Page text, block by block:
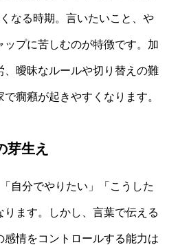
なる時期。言いたいこと、や
ップに苦しむのが特徴です。加
、曖昧なルールや切り替えの難
癇癪が起きやすくなります。
芽生え
自分でやりたい」「こうした
ます。しかし、言葉で伝える
感情をコントロールする能力は